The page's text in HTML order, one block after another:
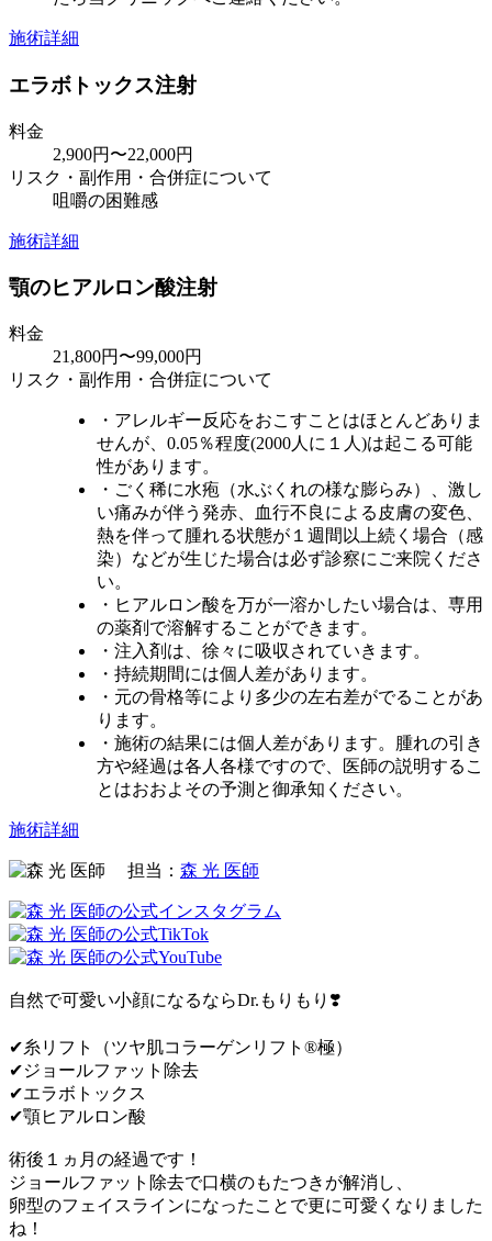
施術詳細
エラボトックス注射
料金
2,900円〜22,000円
リスク・副作用・合併症について
咀嚼の困難感
施術詳細
顎のヒアルロン酸注射
料金
21,800円〜99,000円
リスク・副作用・合併症について
・アレルギー反応をおこすことはほとんどありま
せんが、0.05％程度(2000人に１人)は起こる可能
性があります。
・ごく稀に水疱（水ぶくれの様な膨らみ）、激し
い痛みが伴う発赤、血行不良による皮膚の変色、
熱を伴って腫れる状態が１週間以上続く場合（感
染）などが生じた場合は必ず診察にご来院くださ
い。
・ヒアルロン酸を万が一溶かしたい場合は、専用
の薬剤で溶解することができます。
・注入剤は、徐々に吸収されていきます。
・持続期間には個人差があります。
・元の骨格等により多少の左右差がでることがあ
ります。
・施術の結果には個人差があります。腫れの引き
方や経過は各人各様ですので、医師の説明するこ
とはおおよその予測と御承知ください。
施術詳細
担当： 森 光 医師
自然で可愛い小顔になるならDr.もりもり❣️
✔︎糸リフト（ツヤ肌コラーゲンリフト®︎極）
✔︎ジョールファット除去
✔︎エラボトックス
✔︎顎ヒアルロン酸
術後１ヵ月の経過です！
ジョールファット除去で口横のもたつきが解消し、
卵型のフェイスラインになったことで更に可愛くなりました
ね！